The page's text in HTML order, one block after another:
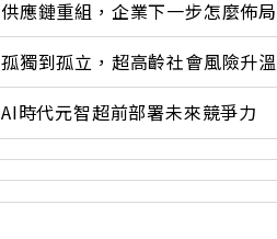
供應鏈重組，企業下一步怎麼佈局
孤獨到孤立，超高齡社會風險升溫
AI時代元智超前部署未來競爭力